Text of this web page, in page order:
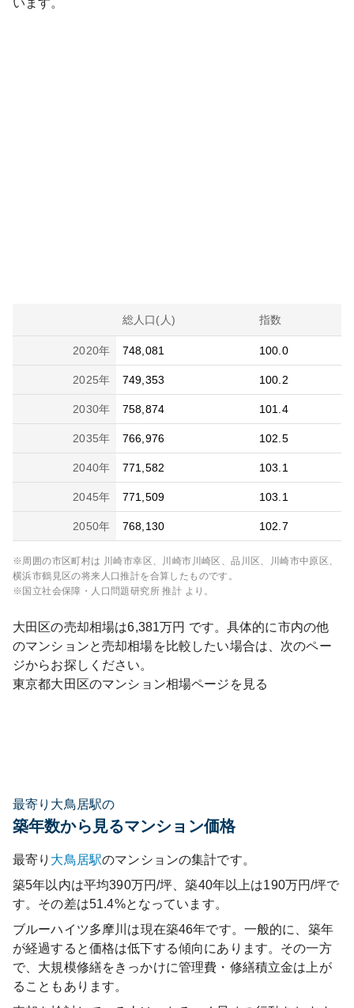
います。
総人口(人) 指数
2020年 748,081 100.0
2025年 749,353 100.2
2030年 758,874 101.4
2035年 766,976 102.5
2040年 771,582 103.1
2045年 771,509 103.1
2050年 768,130 102.7
※周囲の市区町村は 川崎市幸区、川崎市川崎区、品川区、川崎市中原区、
横浜市鶴見区の将来人口推計を合算したものです。
※国立社会保障・人口問題研究所 推計 より。
大田区の売却相場は6,381万円 です。具体的に市内の他
のマンションと売却相場を比較したい場合は、次のペー
ジからお探しください。
東京都大田区のマンション相場ページを見る
最寄り大鳥居駅の
築年数から見るマンション価格
最寄り 大鳥居駅のマンションの集計です。
築5年以内は平均390万円/坪、築40年以上は190万円/坪で
す。その差は51.4%となっています。
ブルーハイツ多摩川 は現在築46年です。一般的に、築年
が経過すると価格は低下する傾向にあります。その一方
で、大規模修繕をきっかけに管理費・修繕積立金は上が
ることもあります。